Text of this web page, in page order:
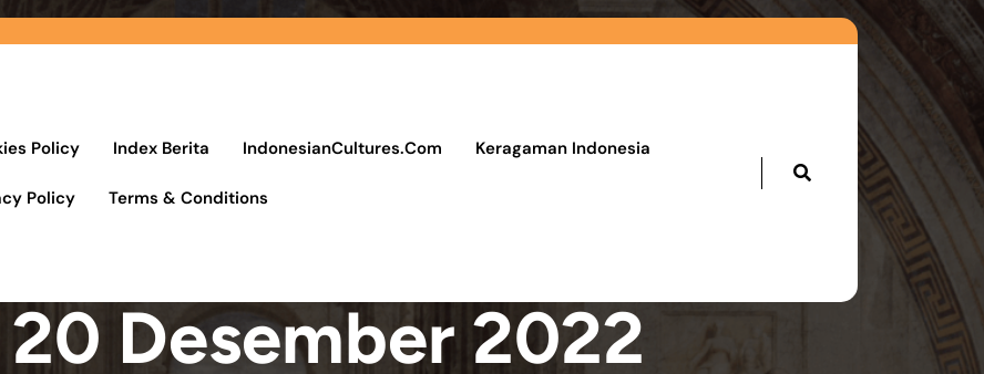
Policy Index Berita IndonesianCultures.Com Keragaman Indonesia
Policy Terms & Conditions
20 Desember 2022